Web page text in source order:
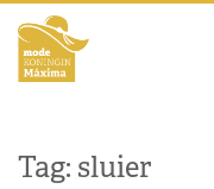
Tag: sluier